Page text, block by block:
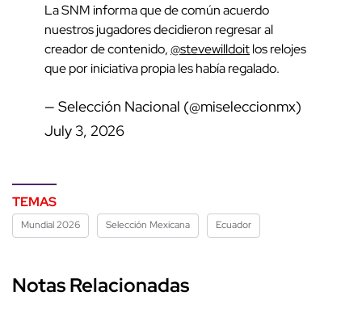
La SNM informa que de común acuerdo
nuestros jugadores decidieron regresar al
creador de contenido,@stevewilldoitlos relojes
que por iniciativa propia les había regalado.
— Selección Nacional (@miseleccionmx)
July 3, 2026
TEMAS
Mundial 2026 Selección Mexicana Ecuador
Notas Relacionadas